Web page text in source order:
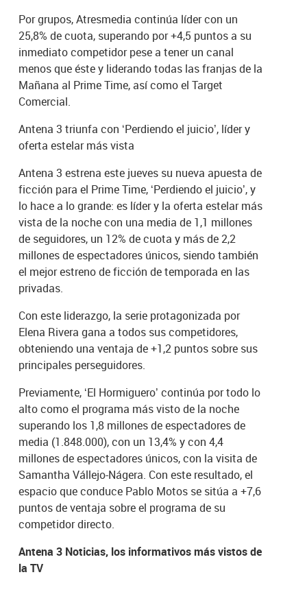
Por grupos, Atresmedia continúa líder con un
25,8% de cuota, superando por +4,5 puntos a su
inmediato competidor pese a tener un canal
menos que éste y liderando todas las franjas de la
Mañana al Prime Time, así como el Target
Comercial.
Antena 3 triunfa con ‘Perdiendo el juicio’, líder y
oferta estelar más vista
Antena 3 estrena este jueves su nueva apuesta de
ficción para el Prime Time, ‘Perdiendo el juicio’, y
lo hace a lo grande: es líder y la oferta estelar más
vista de la noche con una media de 1,1 millones
de seguidores, un 12% de cuota y más de 2,2
millones de espectadores únicos, siendo también
el mejor estreno de ficción de temporada en las
privadas.
Con este liderazgo, la serie protagonizada por
Elena Rivera gana a todos sus competidores,
obteniendo una ventaja de +1,2 puntos sobre sus
principales perseguidores.
Previamente, ‘El Hormiguero’ continúa por todo lo
alto como el programa más visto de la noche
superando los 1,8 millones de espectadores de
media (1.848.000), con un 13,4% y con 4,4
millones de espectadores únicos, con la visita de
Samantha Vállejo-Nágera. Con este resultado, el
espacio que conduce Pablo Motos se sitúa a +7,6
puntos de ventaja sobre el programa de su
competidor directo.
Antena 3 Noticias, los informativos más vistos de
la TV